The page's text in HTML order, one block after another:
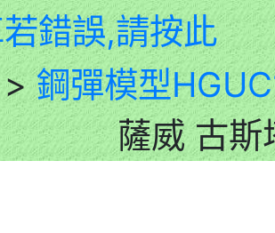
錯誤,請按此
鋼彈模型
薩威 古斯